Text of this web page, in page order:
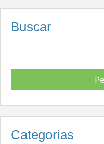
Buscar
Categorias